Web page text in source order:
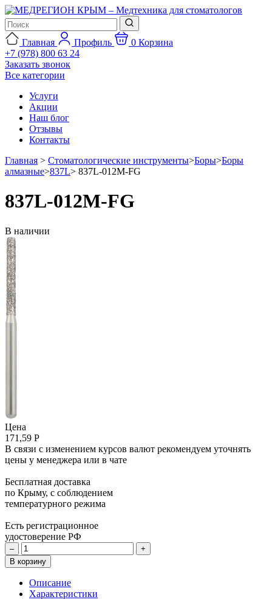
Главная Профиль 0 Корзина
+7 (978) 800 63 24
Заказать звонок
Все категории
Услуги
Акции
Наш блог
Отзывы
Контакты
Главная > Стоматологические инструменты>Боры>Боры
алмазные>837L> 837L-012M-FG
837L-012M-FG
В наличии
Цена
171,59 Р
В связи с изменением курсов валют рекомендуем уточнять
цены у менеджера или в чате
Бесплатная доставка
по Крыму, с соблюдением
температурного режима
Есть регистрационное
удостоверение РФ
–
+
В корзину
Описание
Характеристики